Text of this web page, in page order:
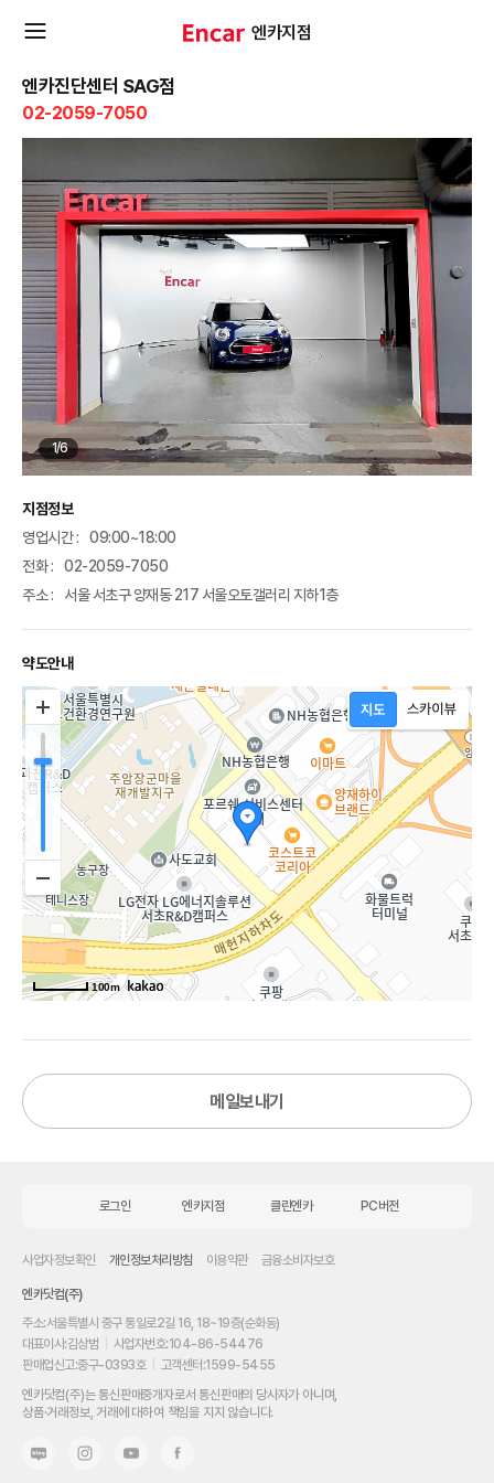
엔카지점
장
메
뉴
열
기
엔카진단센터 SAG점
02-2059-7050
1/6
지점정보
영업시간 :
09:00~18:00
전화 :
02-2059-7050
주소 :
서울 서초구 양재동 217 서울오토갤러리 지하1층
약도안내
100m
메일보내기
로그인 엔카지점 클린엔카 PC버전
사업자정보확인 개인정보처리방침 이용약관 금융소비자보호
엔카닷컴(주)
주소:서울특별시 중구 통일로2길 16, 18~19층(순화동)
대표이사:김상범 사업자번호:104-86-54476
판매업신고:중구-0393호 고객센터:1599-5455
차
를
고
엔카닷컴(주)는 통신판매중개자로서 통신판매의 당사자가 아니며,
상품·거래정보, 거래에 대하여 책임을 지지 않습니다.